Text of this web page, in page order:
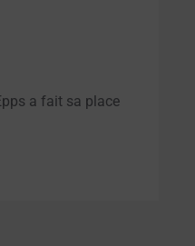
a fait sa place